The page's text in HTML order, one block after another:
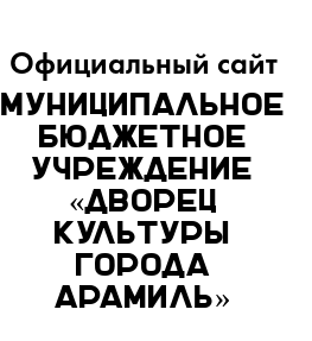
Официальный сайт
Муниципальное
бюджетное
учреждение
«Дворец
культуры
города
Арамиль»